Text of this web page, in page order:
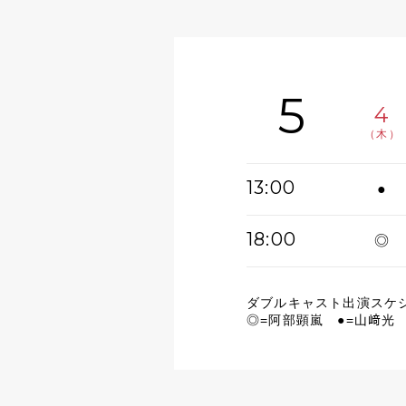
5 4
（木）
13:00 ●
18:00 ◎
ダブルキャスト出演スケ
◎=阿部顕嵐 ●=山﨑光